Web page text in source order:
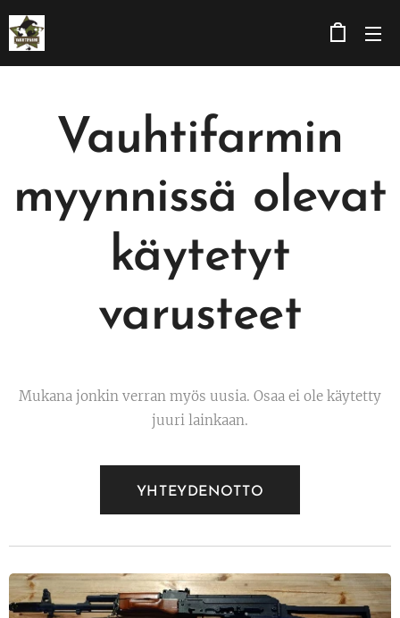
Vauhtifarmin
myynnissä olevat
käytetyt
varusteet
Mukana jonkin verran myös uusia. Osaa ei ole käytetty
juuri lainkaan.
YHTEYDENOTTO